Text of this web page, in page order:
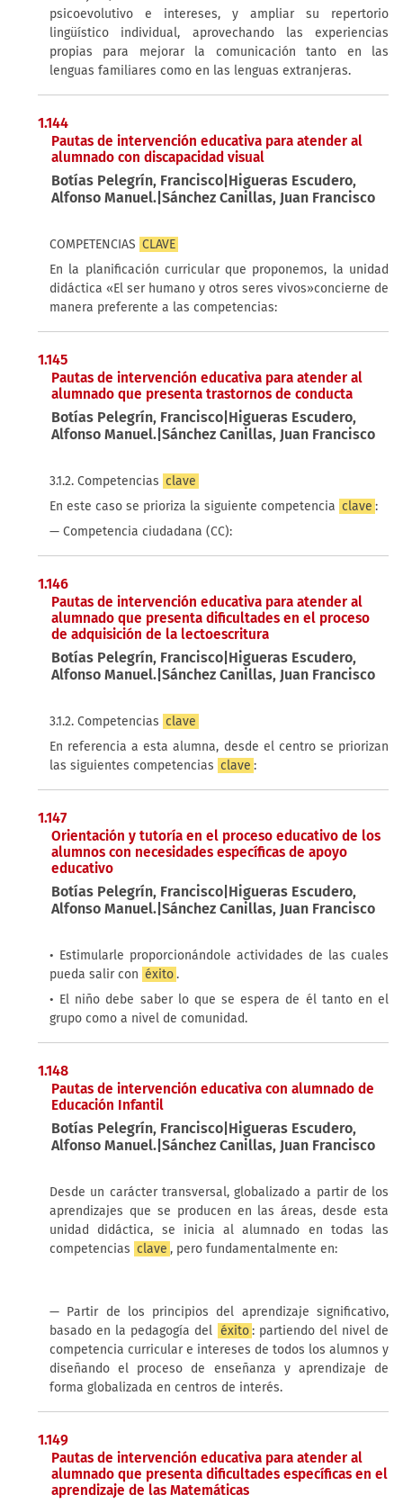
psicoevolutivo e intereses, y ampliar su repertorio
lingüístico individual, aprovechando las experiencias
propias para mejorar la comunicación tanto en las
lenguas familiares como en las lenguas extranjeras.
1.144
Pautas de intervención educativa para atender al
alumnado con discapacidad visual
Botías Pelegrín, Francisco|Higueras Escudero,
Alfonso Manuel.|Sánchez Canillas, Juan Francisco
COMPETENCIAS CLAVE
En la planificación curricular que proponemos, la unidad
didáctica «El ser humano y otros seres vivos»concierne de
manera preferente a las competencias:
1.145
Pautas de intervención educativa para atender al
alumnado que presenta trastornos de conducta
Botías Pelegrín, Francisco|Higueras Escudero,
Alfonso Manuel.|Sánchez Canillas, Juan Francisco
3.1.2. Competencias clave
En este caso se prioriza la siguiente competencia clave :
— Competencia ciudadana (CC):
1.146
Pautas de intervención educativa para atender al
alumnado que presenta dificultades en el proceso
de adquisición de la lectoescritura
Botías Pelegrín, Francisco|Higueras Escudero,
Alfonso Manuel.|Sánchez Canillas, Juan Francisco
3.1.2. Competencias clave
En referencia a esta alumna, desde el centro se priorizan
las siguientes competencias clave :
1.147
Orientación y tutoría en el proceso educativo de los
alumnos con necesidades específicas de apoyo
educativo
Botías Pelegrín, Francisco|Higueras Escudero,
Alfonso Manuel.|Sánchez Canillas, Juan Francisco
• Estimularle proporcionándole actividades de las cuales
pueda salir con éxito.
• El niño debe saber lo que se espera de él tanto en el
grupo como a nivel de comunidad.
1.148
Pautas de intervención educativa con alumnado de
Educación Infantil
Botías Pelegrín, Francisco|Higueras Escudero,
Alfonso Manuel.|Sánchez Canillas, Juan Francisco
Desde un carácter transversal, globalizado a partir de los
aprendizajes que se producen en las áreas, desde esta
unidad didáctica, se inicia al alumnado en todas las
competencias clave , pero fundamentalmente en:
— Partir de los principios del aprendizaje significativo,
basado en la pedagogía del éxito : partiendo del nivel de
competencia curricular e intereses de todos los alumnos y
diseñando el proceso de enseñanza y aprendizaje de
forma globalizada en centros de interés.
1.149
Pautas de intervención educativa para atender al
alumnado que presenta dificultades específicas en el
aprendizaje de las Matemáticas